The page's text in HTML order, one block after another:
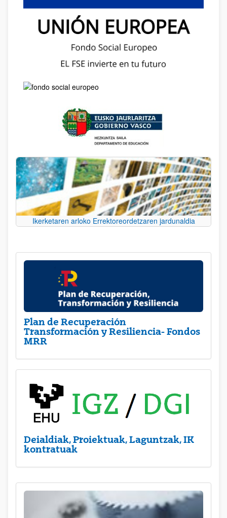
Ikerketaren arloko Errektoreordetzaren jardunaldia
Plan de Recuperación
Transformación y Resiliencia- Fondos
MRR
Deialdiak, Proiektuak, Laguntzak, IK
kontratuak